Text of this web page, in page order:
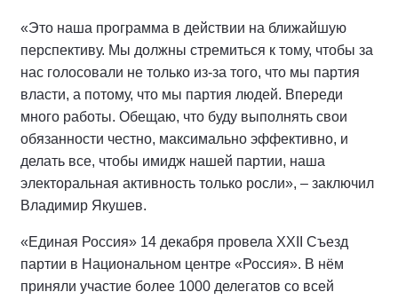
«Это наша программа в действии на ближайшую
перспективу. Мы должны стремиться к тому, чтобы за
нас голосовали не только из-за того, что мы партия
власти, а потому, что мы партия людей. Впереди
много работы. Обещаю, что буду выполнять свои
обязанности честно, максимально эффективно, и
делать все, чтобы имидж нашей партии, наша
электоральная активность только росли», – заключил
Владимир Якушев.
«Единая Россия» 14 декабря провела XXII Съезд
партии в Национальном центре «Россия». В нём
приняли участие более 1000 делегатов со всей